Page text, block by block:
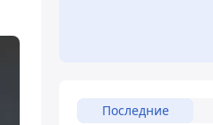
Последние